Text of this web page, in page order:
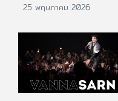
25 พฤษภาคม 2026